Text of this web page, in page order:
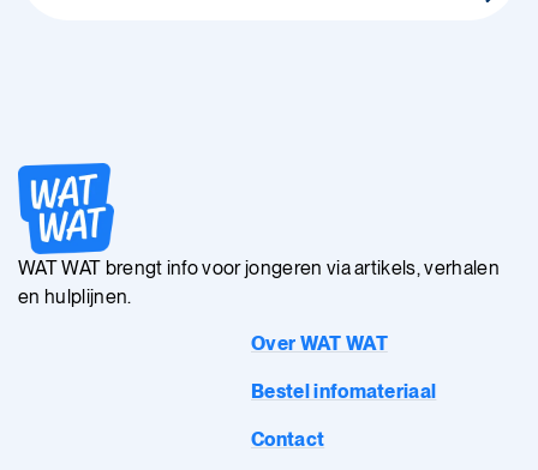
WAT WAT brengt info voor jongeren via artikels, verhalen
en hulplijnen.
Over WAT WAT
Bestel infomateriaal
Contact